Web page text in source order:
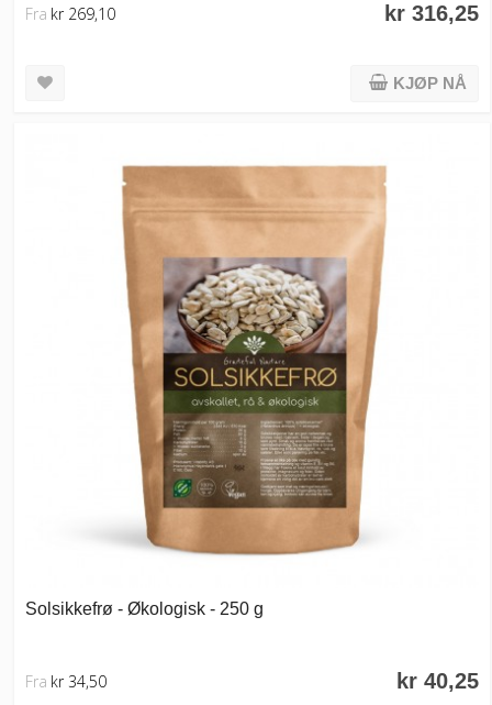
kr 316,25
Fra kr 269,10
KJØP NÅ
Solsikkefrø - Økologisk - 250 g
kr 40,25
Fra kr 34,50